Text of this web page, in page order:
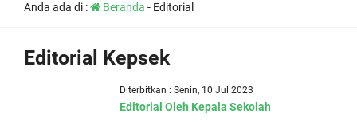
Anda ada di : Beranda - Editorial
Editorial Kepsek
Diterbitkan : Senin, 10 Jul 2023
Editorial Oleh Kepala Sekolah